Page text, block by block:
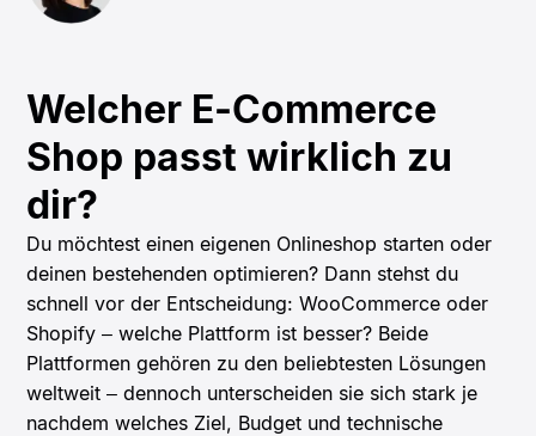
Welcher E-Commerce
Shop passt wirklich zu
dir?
Du möchtest einen eigenen Onlineshop starten oder
deinen bestehenden optimieren? Dann stehst du
schnell vor der Entscheidung: WooCommerce oder
Shopify – welche Plattform ist besser? Beide
Plattformen gehören zu den beliebtesten Lösungen
weltweit – dennoch unterscheiden sie sich stark je
nachdem welches Ziel, Budget und technische